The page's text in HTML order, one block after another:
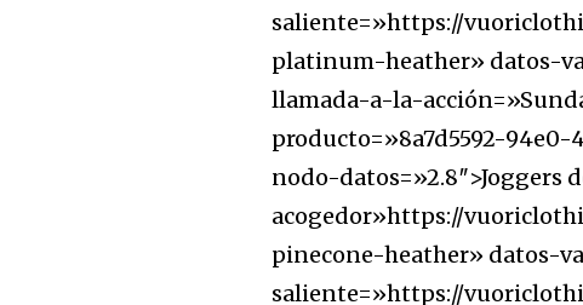
Únete a nuestra
comunidad de
suscriptores y
la conversación.
Para suscribirte, solo escribe tu
click en el botón de "suscribir". No te
privacidad y no enviaremos correo
está segura con nosotros.
saliente=»https://
platinum-heather» datos-
llamada-a-la-
producto=»8a7d5592-
nodo-datos=»2.8″>Joggers
acogedor»https://
pinecone-heather» datos-
saliente=»https://